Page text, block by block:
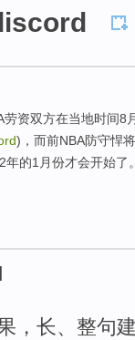
资双方在当地时间
)，而前NBA防守悍
年的1月份才会开始了
，长、整句